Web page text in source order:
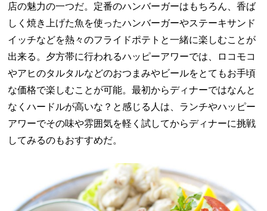
店の魅力の一つだ。定番のハンバーガーはもちろん、香ば
しく焼き上げた魚を使ったハンバーガーやステーキサンド
イッチなどを熱々のフライドポテトと一緒に楽しむことが
出来る。夕方帯に行われるハッピーアワーでは、ロコモコ
やアヒのタルタルなどのおつまみやビールをとてもお手頃
な価格で楽しむことが可能。最初からディナーではなんと
なくハードルが高いな？と感じる人は、ランチやハッピー
アワーでその味や雰囲気を軽く試してからディナーに挑戦
してみるのもおすすめだ。